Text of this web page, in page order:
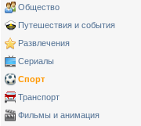
Общество
Путешествия и события
Развлечения
Сериалы
Спорт
Транспорт
Фильмы и анимация